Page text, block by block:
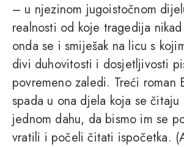
– u njezinom jugoistočnom
realnosti od koje tragedija
onda se i smiješak na licu s
divi duhovitosti i dosjetljivosti
povremeno zaledi. Treći roman
spada u ona djela koja se čitaju
jednom dahu, da bismo im se
vratili i počeli čitati ispočetka.